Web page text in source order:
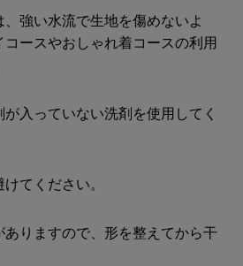
強い水流で生地を傷めないよ
コースやおしゃれ着コースの利用
入っていない洗剤を使用してく
てください。
りますので、形を整えてから干